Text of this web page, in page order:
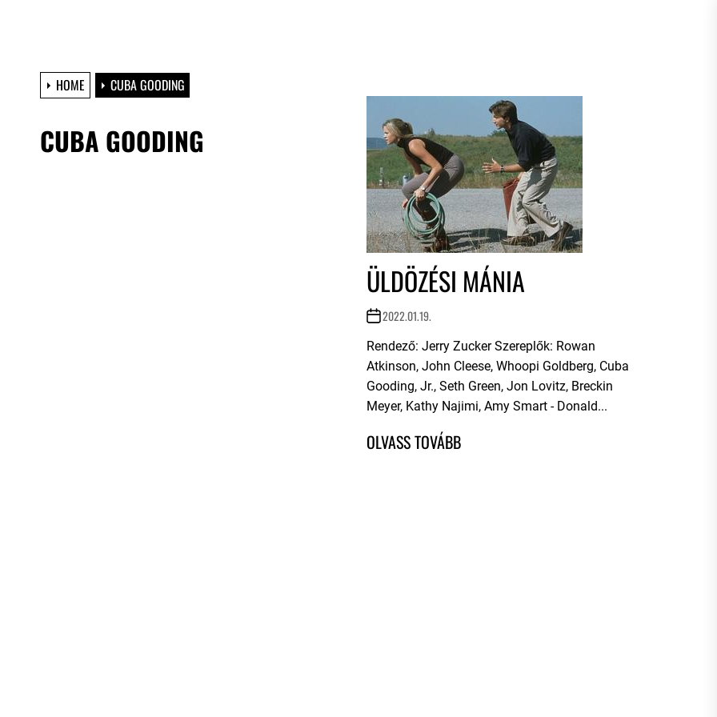
HOME CUBA GOODING
CUBA GOODING
ÜLDÖZÉSI MÁNIA
2022.01.19.
Rendező: Jerry Zucker Szereplők: Rowan
Atkinson, John Cleese, Whoopi Goldberg, Cuba
Gooding, Jr., Seth Green, Jon Lovitz, Breckin
Meyer, Kathy Najimi, Amy Smart - Donald...